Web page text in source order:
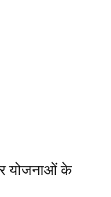
योजनाओं के